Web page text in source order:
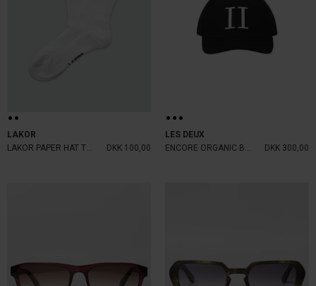
LAKOR
DKK 100,00
LES DEUX
DKK 300,00